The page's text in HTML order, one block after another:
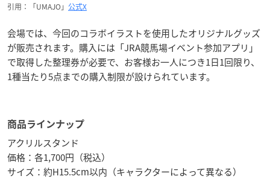
引用：「UMAJO」 公式X
会場では、今回のコラボイラストを使用したオリジナルグッズ
が販売されます。購入には「JRA競馬場イベント参加アプリ」
で取得した整理券が必要で、お客様お一人につき1日1回限り、
1種当たり5点までの購入制限が設けられています。
商品ラインナップ
アクリルスタンド
価格：各1,700円（税込）
サイズ：約H15.5cm以内（キャラクターによって異なる）